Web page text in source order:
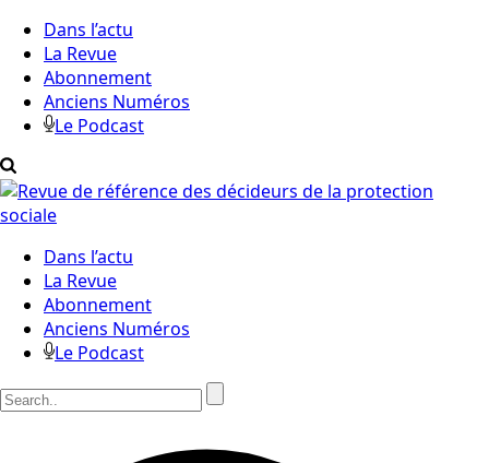
Dans l’actu
La Revue
Abonnement
Anciens Numéros
Le Podcast
Dans l’actu
La Revue
Abonnement
Anciens Numéros
Le Podcast